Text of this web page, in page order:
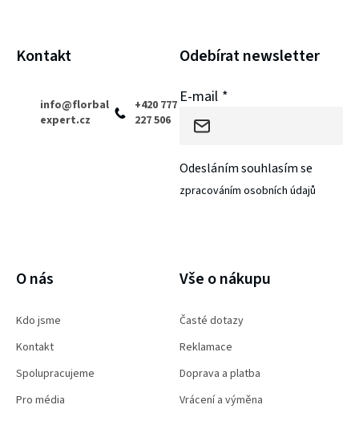
Kontakt
info@florbal
expert.cz
+420 777
227 506
Odebírat newsletter
E-mail
Odesláním souhlasím se
zpracováním osobních údajů
O nás
Kdo jsme
Kontakt
Spolupracujeme
Pro média
Vše o nákupu
Časté dotazy
Reklamace
Doprava a platba
Vrácení a výměna